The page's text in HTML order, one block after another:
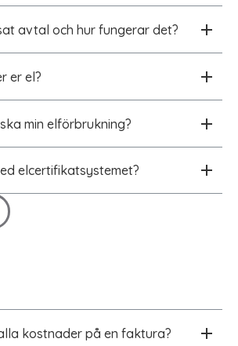
avtal och hur fungerar det?
er el?
min elförbrukning?
elcertifikatsystemet?
kostnader på en faktura?